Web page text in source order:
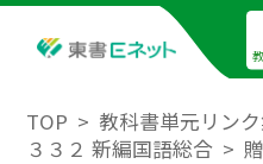
TOP
教科書単元リン
３３２ 新編国語総合